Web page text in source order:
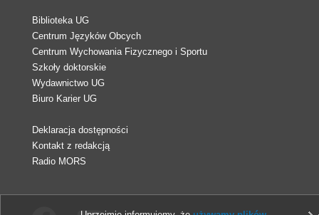
Biblioteka UG
Centrum Języków Obcych
Centrum Wychowania Fizycznego i Sportu
Szkoły doktorskie
Wydawnictwo UG
Biuro Karier UG
Deklaracja dostępności
Kontakt z redakcją
Radio MORS